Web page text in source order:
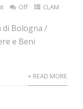
Off CLAM
di Bologna /
e Beni
+ READ MORE